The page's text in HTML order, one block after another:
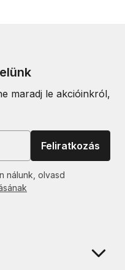
maradj le akcióinkról,
Feliratkozás
nálunk, olvasd